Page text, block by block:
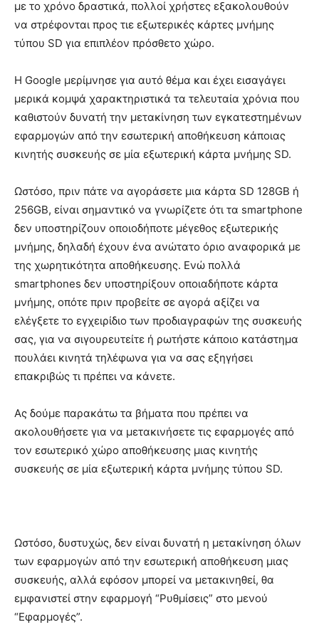
με το χρόνο δραστικά, πολλοί χρήστες εξακολουθούν
να στρέφονται προς τιε εξωτερικές κάρτες μνήμης
τύπου SD για επιπλέον πρόσθετο χώρο.
Η Google μερίμνησε για αυτό θέμα και έχει εισαγάγει
μερικά κομψά χαρακτηριστικά τα τελευταία χρόνια που
καθιστούν δυνατή την μετακίνηση των εγκατεστημένων
εφαρμογών από την εσωτερική αποθήκευση κάποιας
κινητής συσκευής σε μία εξωτερική κάρτα μνήμης SD.
Ωστόσο, πριν πάτε να αγοράσετε μια κάρτα SD 128GB ή
256GB, είναι σημαντικό να γνωρίζετε ότι τα smartphone
δεν υποστηρίζουν οποιοδήποτε μέγεθος εξωτερικής
μνήμης, δηλαδή έχουν ένα ανώτατο όριο αναφορικά με
της χωρητικότητα αποθήκευσης. Ενώ πολλά
smartphones δεν υποστηρίξουν οποιαδήποτε κάρτα
μνήμης, οπότε πριν προβείτε σε αγορά αξίζει να
ελέγξετε το εγχειρίδιο των προδιαγραφών της συσκευής
σας, για να σιγουρευτείτε ή ρωτήστε κάποιο κατάστημα
πουλάει κινητά τηλέφωνα για να σας εξηγήσει
επακριβώς τι πρέπει να κάνετε.
Ας δούμε παρακάτω τα βήματα που πρέπει να
ακολουθήσετε για να μετακινήσετε τις εφαρμογές από
τον εσωτερικό χώρο αποθήκευσης μιας κινητής
συσκευής σε μία εξωτερική κάρτα μνήμης τύπου SD.
Ωστόσο, δυστυχώς, δεν είναι δυνατή η μετακίνηση όλων
των εφαρμογών από την εσωτερική αποθήκευση μιας
συσκευής, αλλά εφόσον μπορεί να μετακινηθεί, θα
εμφανιστεί στην εφαρμογή “Ρυθμίσεις” στο μενού
“Εφαρμογές”.